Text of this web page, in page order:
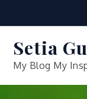
Setia
My Blog My